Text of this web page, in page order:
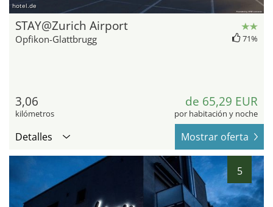
hotel.de
STAY@Zurich Airport
Opfikon-Glattbrugg 71%
3,06
kilómetros
de 65,29 EUR
por habitación y noche
Detalles Mostrar oferta
5